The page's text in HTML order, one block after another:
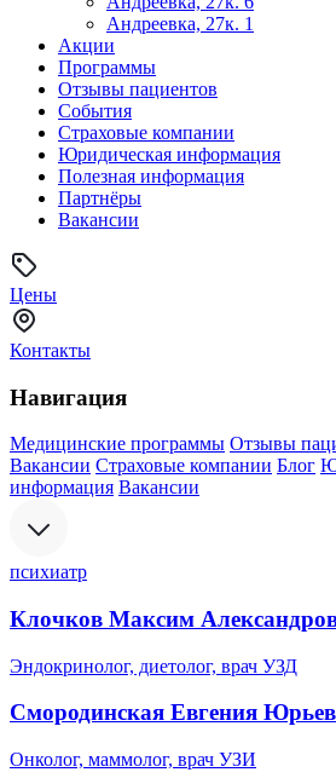
Андреевка, 27к. 1
Акции
Программы
Отзывы пациентов
События
Страховые компании
Юридическая информация
Полезная информация
Партнёры
Вакансии
Цены
Контакты
Навигация
Медицинские программы Отзывы
Вакансии Страховые компании Блог
информация Вакансии
психиатр
Клочков Максим
Эндокринолог, диетолог, врач УЗД
Смородинская Евгения
Онколог, маммолог, врач УЗИ